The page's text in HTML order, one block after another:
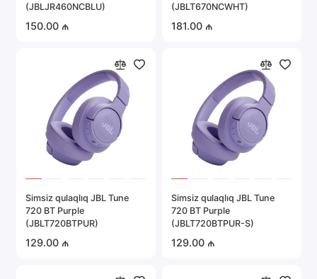
(JBLJR460NCBLU)
150.00 ₼
(JBLT670NCWHT)
181.00 ₼
Simsiz qulaqlıq JBL Tune
720 BT Purple
(JBLT720BTPUR)
129.00 ₼
Simsiz qulaqlıq JBL Tune
720 BT Purple
(JBLT720BTPUR-S)
129.00 ₼